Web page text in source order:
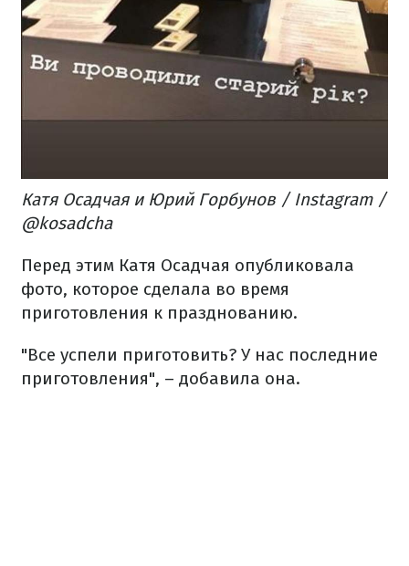
Катя Осадчая и Юрий Горбунов / Instagram /
@kosadcha
Перед этим Катя Осадчая опубликовала
фото, которое сделала во время
приготовления к празднованию.
"Все успели приготовить? У нас последние
приготовления", – добавила она.